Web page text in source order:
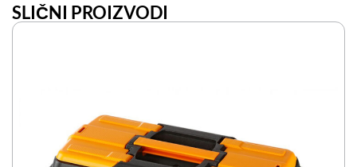
SLIČNI PROIZVODI